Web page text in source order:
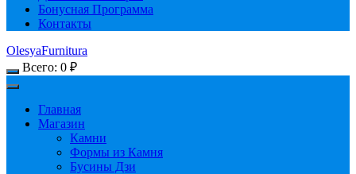
Бонусная Программа
Контакты
OlesyaFurnitura
Всего: 0 ₽
Главная
Магазин
Камни
Формы из Камня
Бусины Дзи